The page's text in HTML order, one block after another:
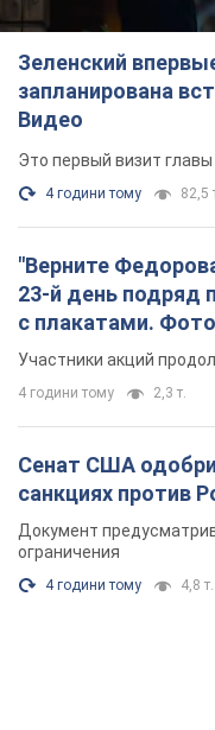
Зеленский
запланирована
Видео
Это первый визит
4 години тому 82,5
"Верните
23-й день подряд
с плакатами.
Участники акций
4 години тому 2,3 т.
Сенат США
санкциях против
Документ
ограничения
4 години тому 4,8 т.